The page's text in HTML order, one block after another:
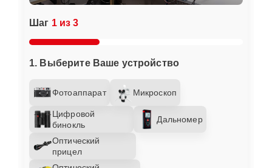
Шаг 1 из 3
1. Выберите Ваше устройство
Фотоаппарат Микроскоп
Цифровой
бинокль
Дальномер
Оптический
прицел